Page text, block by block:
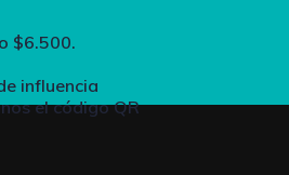
$6.500.
influencia
el código QR